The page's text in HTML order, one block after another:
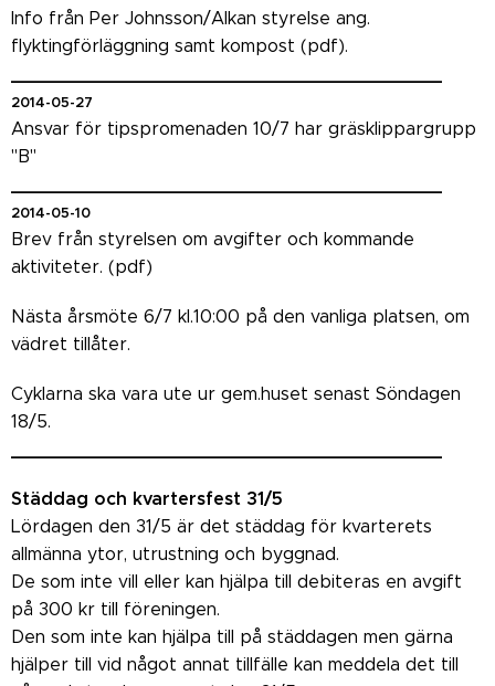
Info från Per Johnsson/Alkan styrelse ang.
flyktingförläggning samt kompost (pdf).
2014-05-27
Ansvar för tipspromenaden 10/7 har gräsklippargrupp
"B"
2014-05-10
Brev från styrelsen om avgifter och kommande
aktiviteter. (pdf)
Nästa årsmöte 6/7 kl.10:00 på den vanliga platsen, om
vädret tillåter.
Cyklarna ska vara ute ur gem.huset senast Söndagen
18/5.
Städdag och kvartersfest 31/5
Lördagen den 31/5 är det städdag för kvarterets
allmänna ytor, utrustning och byggnad.
De som inte vill eller kan hjälpa till debiteras en avgift
på 300 kr till föreningen.
Den som inte kan hjälpa till på städdagen men gärna
hjälper till vid något annat tillfälle kan meddela det till